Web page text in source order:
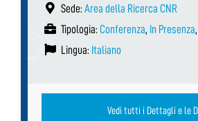
Sede: Area della Ricerca CNR
Tipologia: Conferenza, In Presenza,
Lingua: Italiano
Vedi tutti i Dettagli e le